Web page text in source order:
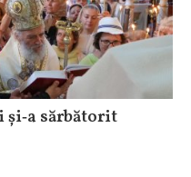
și‑a sărbătorit